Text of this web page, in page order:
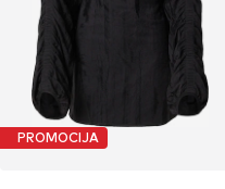
PROMOCIJA